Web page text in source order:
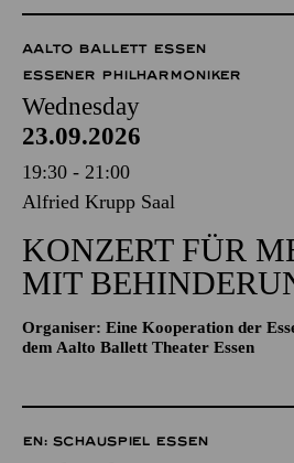
AALTO BALLETT ESSEN
ESSENER PHILHARMONIKER
Wednesday
23.09.2026
19:30 - 21:00
Alfried Krupp Saal
KONZERT FÜR
MIT
Organiser: Eine Kooperation der
dem Aalto Ballett Theater Essen
EN: SCHAUSPIEL ESSEN